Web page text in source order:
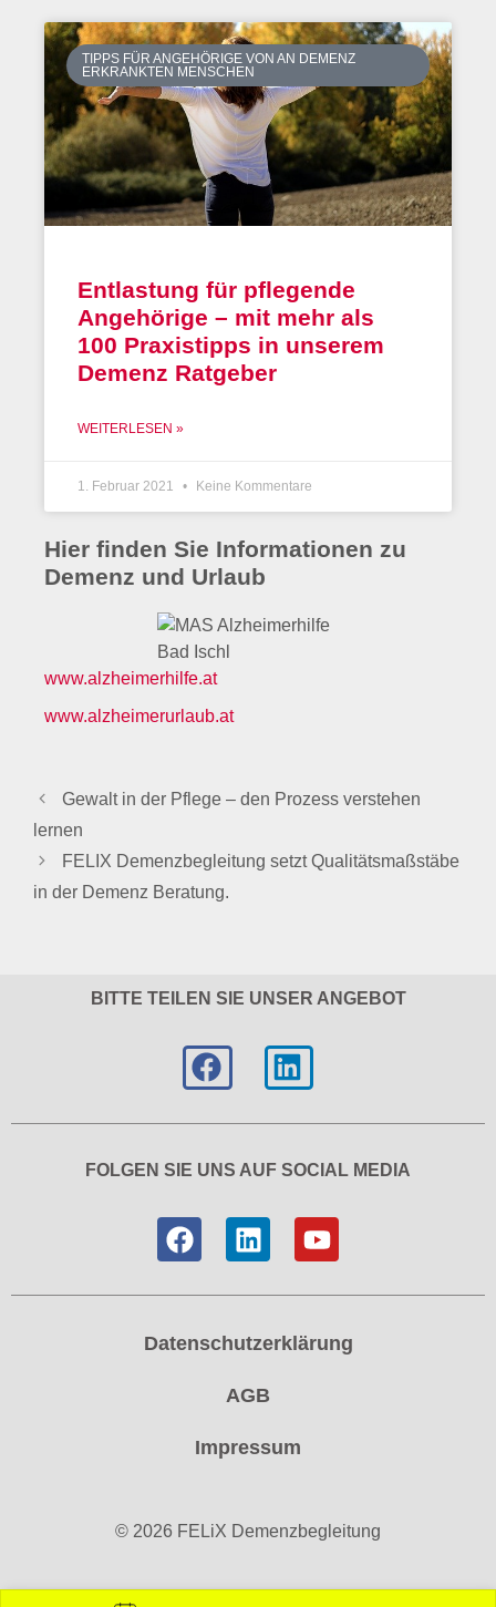
TIPPS FÜR ANGEHÖRIGE VON AN DEMENZ
ERKRANKTEN MENSCHEN
Entlastung für pflegende
Angehörige – mit mehr als
100 Praxistipps in unserem
Demenz Ratgeber
WEITERLESEN »
1. Februar 2021 Keine Kommentare
Hier finden Sie Informationen zu
Demenz und Urlaub
www.alzheimerhilfe.at
www.alzheimerurlaub.at
Gewalt in der Pflege – den Prozess verstehen
lernen
FELIX Demenzbegleitung setzt Qualitätsmaßstäbe
in der Demenz Beratung.
BITTE TEILEN SIE UNSER ANGEBOT
FOLGEN SIE UNS AUF SOCIAL MEDIA
Datenschutzerklärung
AGB
Impressum
© 2026 FELiX Demenzbegleitung